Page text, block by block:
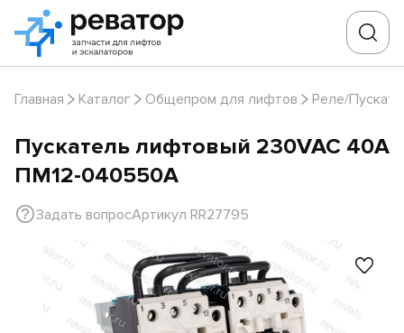
Главная Каталог Общепром для лифтов Реле/
Пускатель лифтовый 230VAC 40А
ПМ12-040550А
Задать вопросАртикул RR27795